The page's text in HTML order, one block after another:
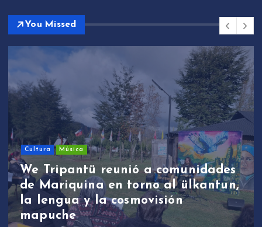
You Missed
Cultura Música
We Tripantü reunió a comunidades
de Mariquina en torno al ülkantun,
la lengua y la cosmovisión
mapuche